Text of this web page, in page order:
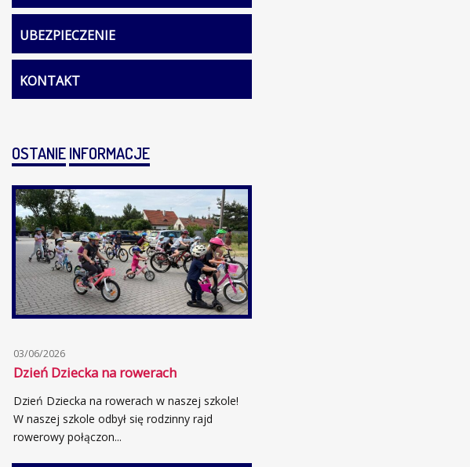
UBEZPIECZENIE
KONTAKT
OSTANIEINFORMACJE
03/06/2026
Dzień Dziecka na rowerach
Dzień Dziecka na rowerach w naszej szkole!
W naszej szkole odbył się rodzinny rajd
rowerowy połączon...